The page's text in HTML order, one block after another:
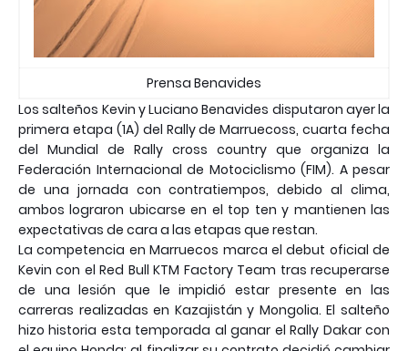
Prensa Benavides
Los salteños Kevin y Luciano Benavides disputaron ayer la
primera etapa (1A) del Rally de Marruecoss, cuarta fecha
del Mundial de Rally cross country que organiza la
Federación Internacional de Motociclismo (FIM). A pesar
de una jornada con contratiempos, debido al clima,
ambos lograron ubicarse en el top ten y mantienen las
expectativas de cara a las etapas que restan.
La competencia en Marruecos marca el debut oficial de
Kevin con el Red Bull KTM Factory Team tras recuperarse
de una lesión que le impidió estar presente en las
carreras realizadas en Kazajistán y Mongolia. El salteño
hizo historia esta temporada al ganar el Rally Dakar con